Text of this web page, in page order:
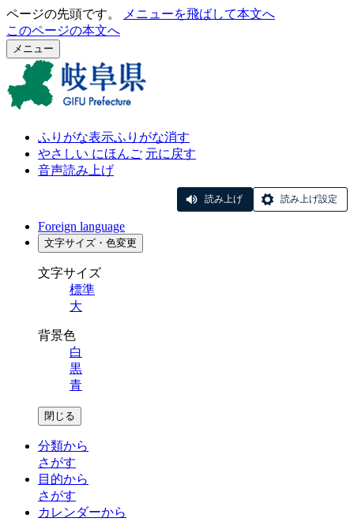
ページの先頭です。
メニューを飛ばして本文へ
このページの本文へ
メニュー
ふりがな表示ふりがな消す
やさしい にほんご 元に戻す
音声読み上げ
読み上げ 読み上げ設定
Foreign language
文字サイズ・色変更
文字サイズ
標準
大
背景色
白
黒
青
閉じる
分類から
さがす
目的から
さがす
カレンダーから